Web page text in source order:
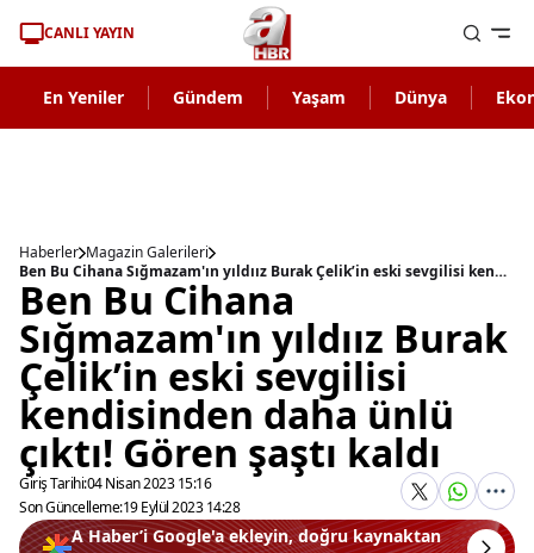
CANLI YAYIN
En Yeniler Gündem Yaşam Dünya
Haberler Magazin Galerileri
Ben Bu Cihana Sığmazam'ın yıldıız Burak Çelik’in eski sevgilisi kendisinden daha ünlü çıktı! Gören şaştı kaldı
Ben Bu Cihana
Sığmazam'ın yıldıız Burak
Çelik’in eski sevgilisi
kendisinden daha ünlü
çıktı! Gören şaştı kaldı
Giriş Tarihi:04 Nisan 2023 15:16
Son Güncelleme:19 Eylül 2023 14:28
A Haber’i Google'a ekleyin, doğru kaynaktan